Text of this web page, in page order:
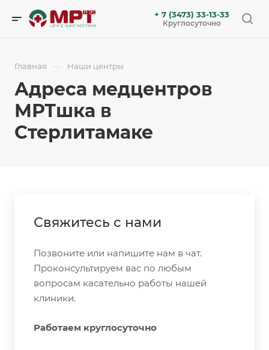
+ 7 (3473) 33-13-33
Круглосуточно
Главная — Наши центры
Адреса медцентров
МРТшка в
Стерлитамаке
Свяжитесь с нами
Позвоните или напишите нам в чат.
Проконсультируем вас по любым
вопросам касательно работы нашей
клиники.
Работаем круглосуточно